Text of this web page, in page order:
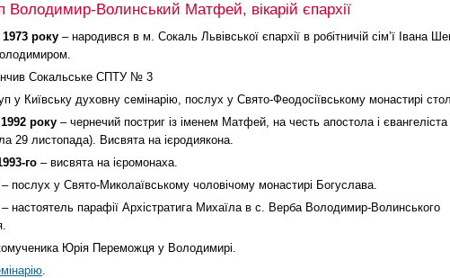
Володимир-Волинський Матфей, вікарій єпархії
року – народився в м. Сокаль Львівської єпархії в робітничій сім’ї Івана
Сокальське СПТУ № 3
у Київську духовну семінарію, послух у Свято-Феодосіївському монастирі
року – чернечий постриг із іменем Матфей, на честь апостола і
29 листопада). Висвята на ієродиякона.
го – висвята на ієромонаха.
послух у Свято-Миколаївському чоловічому монастирі Богуслава.
– настоятель парафії Архістратига Михаїла в с. Верба Володимир-Волинського
Юрія Переможця у Володимирі.
.